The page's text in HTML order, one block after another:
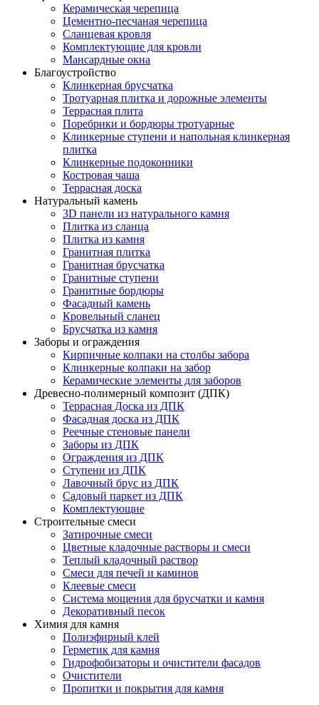
Керамическая черепица
Цементно-песчаная черепица
Сланцевая кровля
Комплектующие для кровли
Мансардные окна
Благоустройство
Клинкерная брусчатка
Тротуарная плитка и дорожные элементы
Террасная плита
Поребрики и бордюры тротуарные
Клинкерные ступени и напольная клинкерная
плитка
Клинкерные подоконники
Костровая чаша
Террасная доска
Натуральный камень
3D панели из натурального камня
Плитка из сланца
Плитка из камня
Гранитная плитка
Гранитная брусчатка
Гранитные ступени
Гранитные бордюры
Фасадный камень
Кровельный сланец
Брусчатка из камня
Заборы и ограждения
Кирпичные колпаки на столбы забора
Клинкерные колпаки на забор
Керамические элементы для заборов
Древесно-полимерный композит (ДПК)
Террасная Доска из ДПК
Фасадная доска из ДПК
Реечные стеновые панели
Заборы из ДПК
Ограждения из ДПК
Ступени из ДПК
Лавочный брус из ДПК
Садовый паркет из ДПК
Комплектующие
Строительные смеси
Затирочные смеси
Цветные кладочные растворы и смеси
Теплый кладочный раствор
Смеси для печей и каминов
Клеевые смеси
Система мощения для брусчатки и камня
Декоративный песок
Химия для камня
Полиэфирный клей
Герметик для камня
Гидрофобизаторы и очистители фасадов
Очистители
Пропитки и покрытия для камня